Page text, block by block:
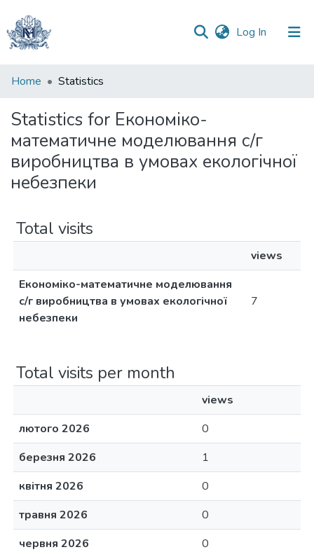
Log In (current)
Communities
Collections
All of DSpace
Home Statistics
Statistics for Економіко-
математичне моделювання с/г
виробництва в умовах екологічної
небезпеки
Total visits
views
Економіко-математичне моделювання
с/г виробництва в умовах екологічної
небезпеки
7
Total visits per month
views
лютого 2026
0
березня 2026
1
квітня 2026
0
травня 2026
0
червня 2026
0